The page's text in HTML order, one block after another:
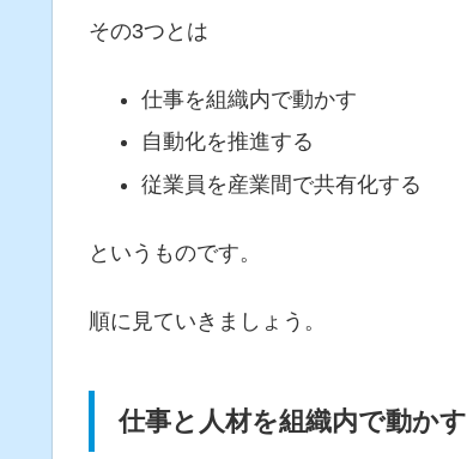
その3つとは
仕事を組織内で動かす
自動化を推進する
従業員を産業間で共有化する
というものです。
順に見ていきましょう。
仕事と人材を組織内で動かす